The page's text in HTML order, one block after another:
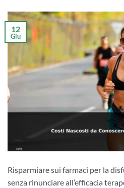
12
Giu
Risparmiare sui farmaci per la
senza rinunciare all’efficacia